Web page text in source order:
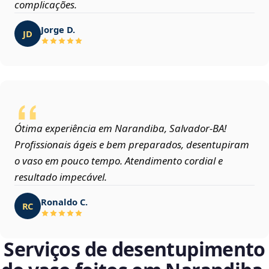
complicações.
JD Jorge D.
Ótima experiência em Narandiba, Salvador‑BA!
Profissionais ágeis e bem preparados, desentupiram
o vaso em pouco tempo. Atendimento cordial e
resultado impecável.
RC Ronaldo C.
Serviços de desentupimento